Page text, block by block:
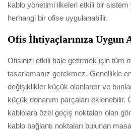
kablo yönetimi ilkeleri etkili bir sistem
herhangi bir ofise uygulanabilir.
Ofis İhtiyaçlarınıza Uygun
Ofisinizi etkili hale getirmek için tüm
tasarlamanız gerekmez. Genellikle
değişiklikler küçük olanlardır ve
küçük donanım parçaları eklenebilir.
kablolara özel geçiş noktaları olan
kablo bağlantı noktaları bulunan